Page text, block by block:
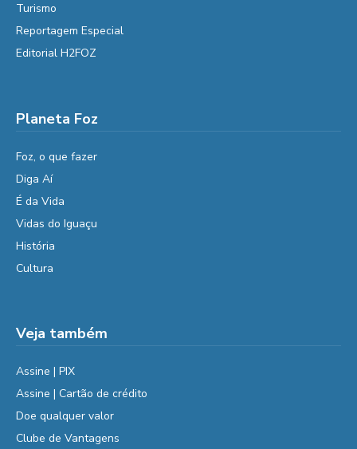
Turismo
Reportagem Especial
Editorial H2FOZ
Planeta Foz
Foz, o que fazer
Diga Aí
É da Vida
Vidas do Iguaçu
História
Cultura
Veja também
Assine | PIX
Assine | Cartão de crédito
Doe qualquer valor
Clube de Vantagens